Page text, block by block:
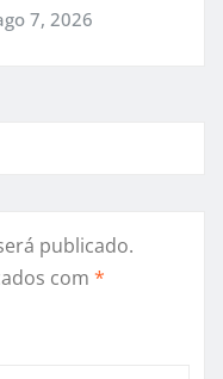
7, 2026
publicado.
com *